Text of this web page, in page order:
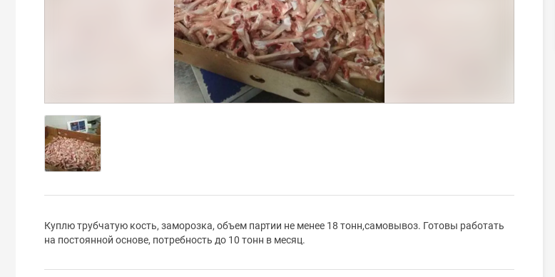
Куплю трубчатую кость, заморозка, объем партии не менее 18 тонн,самовывоз. Готовы работать
на постоянной основе, потребность до 10 тонн в месяц.